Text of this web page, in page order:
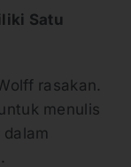
Satu
rasakan.
menulis